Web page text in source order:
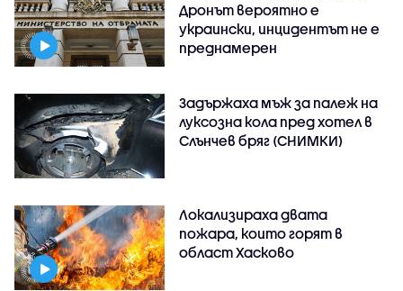
Дронът вероятно е
украински, инцидентът не е
преднамерен
Задържаха мъж за палеж на
луксозна кола пред хотел в
Слънчев бряг (СНИМКИ)
Локализираха двата
пожара, които горят в
област Хасково